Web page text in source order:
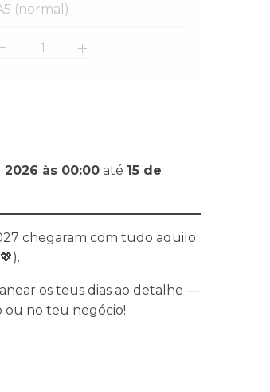
(normal)
às 00:00 até 15 de
chegaram com tudo aquilo
os teus dias ao detalhe —
ou no teu negócio!